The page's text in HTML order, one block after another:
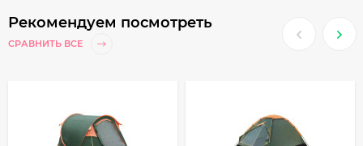
Рекомендуем посмотреть
СРАВНИТЬ ВСЕ